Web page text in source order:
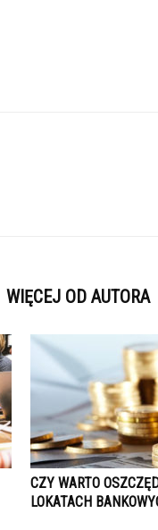
WIĘCEJ OD AUTORA
CZY WARTO
LOKATACH